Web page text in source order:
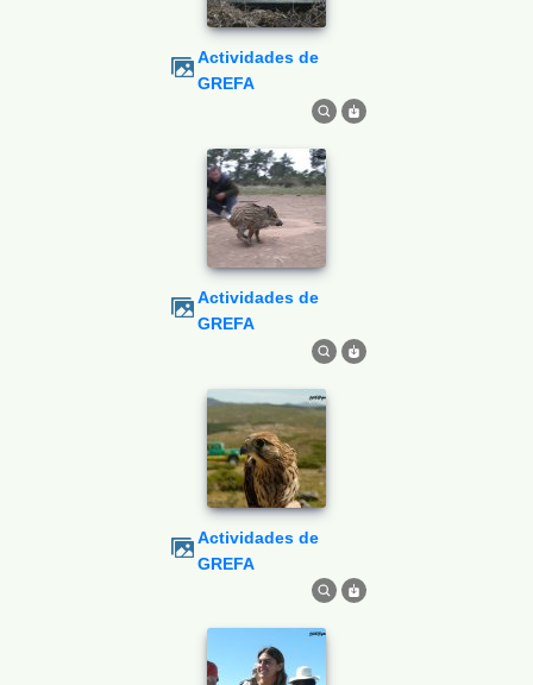
Actividades de
GREFA
Actividades de
GREFA
Actividades de
GREFA